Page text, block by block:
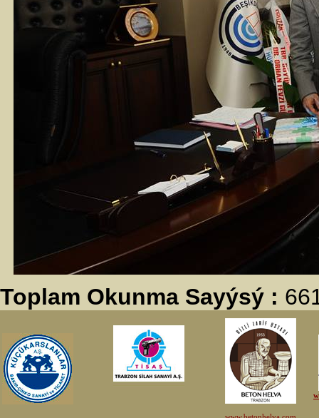
Toplam Okunma Sayýsý :